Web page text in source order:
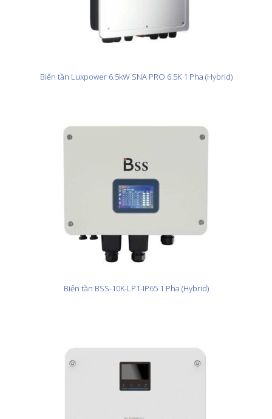
Biến tần Luxpower 6.5kW SNA PRO 6.5K 1 Pha (Hybrid)
Biến tần BSS-10K-LP1-IP65 1 Pha (Hybrid)